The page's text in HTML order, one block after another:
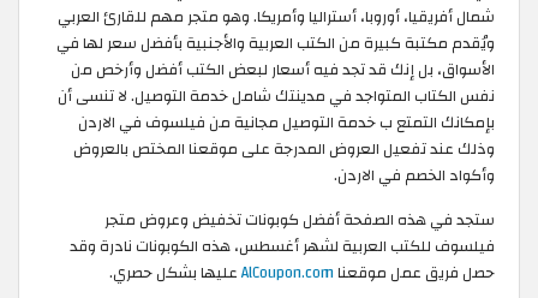
شمال أفريقيا، أوروبا، أستراليا وأمريكا. وهو متجر مهم للقارئ العربي
ويُقدم مكتبة كبيرة من الكتب العربية والأجنبية بأفضل سعر لها في
الأسواق، بل إنك قد تجد فيه أسعار لبعض الكتب أفضل وأرخص من
نفس الكتاب المتواجد في مدينتك شامل خدمة التوصيل. لا تنسى أن
بإمكانك التمتع ب خدمة التوصيل مجانية من فيلسوف في الاردن
وذلك عند تفعيل العروض المدرجة على موقعنا المختص بالعروض
وأكواد الخصم في الاردن.
ستجد في هذه الصفحة أفضل كوبونات تخفيض وعروض متجر
فيلسوف للكتب العربية لشهر أغسطس، هذه الكوبونات نادرة وقد
حصل فريق عمل موقعناAlCoupon.comعليها بشكل حصري.